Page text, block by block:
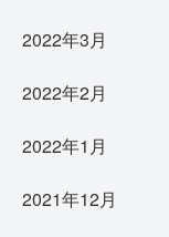
2022年3月
2022年2月
2022年1月
2021年12月